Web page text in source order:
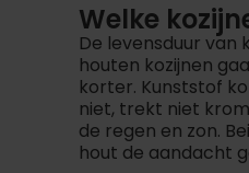
Welke
De levensduur van
houten kozijnen
korter. Kunststof
niet, trekt niet
de regen en zon.
hout de aandacht